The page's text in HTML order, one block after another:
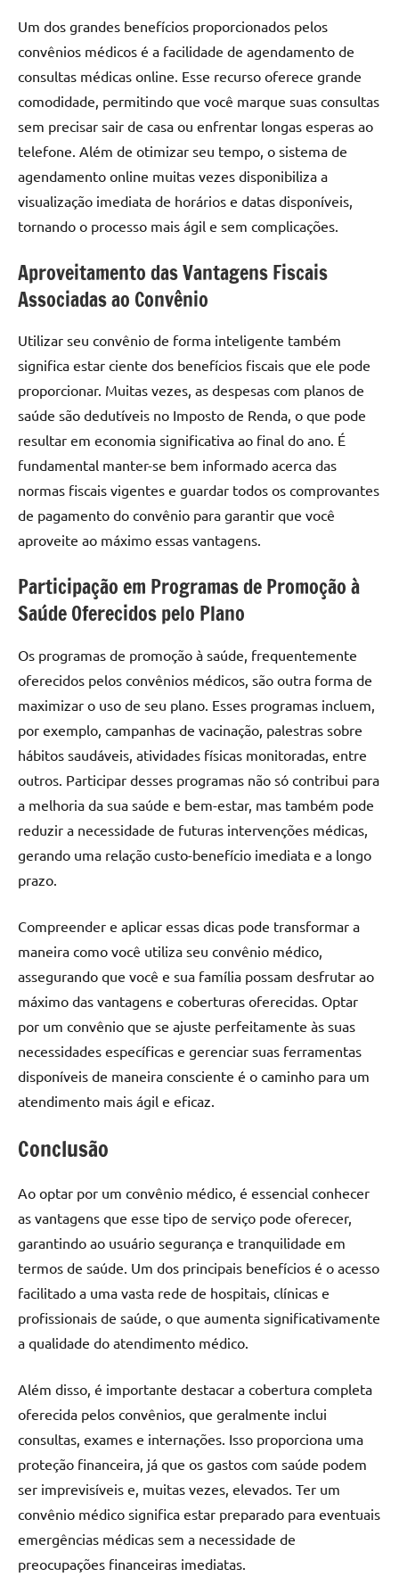
Um dos grandes benefícios proporcionados pelos
convênios médicos é a facilidade de agendamento de
consultas médicas online. Esse recurso oferece grande
comodidade, permitindo que você marque suas consultas
sem precisar sair de casa ou enfrentar longas esperas ao
telefone. Além de otimizar seu tempo, o sistema de
agendamento online muitas vezes disponibiliza a
visualização imediata de horários e datas disponíveis,
tornando o processo mais ágil e sem complicações.
Aproveitamento das Vantagens Fiscais
Associadas ao Convênio
Utilizar seu convênio de forma inteligente também
significa estar ciente dos benefícios fiscais que ele pode
proporcionar. Muitas vezes, as despesas com planos de
saúde são dedutíveis no Imposto de Renda, o que pode
resultar em economia significativa ao final do ano. É
fundamental manter-se bem informado acerca das
normas fiscais vigentes e guardar todos os comprovantes
de pagamento do convênio para garantir que você
aproveite ao máximo essas vantagens.
Participação em Programas de Promoção à
Saúde Oferecidos pelo Plano
Os programas de promoção à saúde, frequentemente
oferecidos pelos convênios médicos, são outra forma de
maximizar o uso de seu plano. Esses programas incluem,
por exemplo, campanhas de vacinação, palestras sobre
hábitos saudáveis, atividades físicas monitoradas, entre
outros. Participar desses programas não só contribui para
a melhoria da sua saúde e bem-estar, mas também pode
reduzir a necessidade de futuras intervenções médicas,
gerando uma relação custo-benefício imediata e a longo
prazo.
Compreender e aplicar essas dicas pode transformar a
maneira como você utiliza seu convênio médico,
assegurando que você e sua família possam desfrutar ao
máximo das vantagens e coberturas oferecidas. Optar
por um convênio que se ajuste perfeitamente às suas
necessidades específicas e gerenciar suas ferramentas
disponíveis de maneira consciente é o caminho para um
atendimento mais ágil e eficaz.
Conclusão
Ao optar por um convênio médico, é essencial conhecer
as vantagens que esse tipo de serviço pode oferecer,
garantindo ao usuário segurança e tranquilidade em
termos de saúde. Um dos principais benefícios é o acesso
facilitado a uma vasta rede de hospitais, clínicas e
profissionais de saúde, o que aumenta significativamente
a qualidade do atendimento médico.
Além disso, é importante destacar a cobertura completa
oferecida pelos convênios, que geralmente inclui
consultas, exames e internações. Isso proporciona uma
proteção financeira, já que os gastos com saúde podem
ser imprevisíveis e, muitas vezes, elevados. Ter um
convênio médico significa estar preparado para eventuais
emergências médicas sem a necessidade de
preocupações financeiras imediatas.